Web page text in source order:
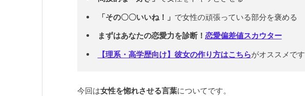
「その〇〇いいね！」 で女性の頑張っている部分を褒める
まずはあなたの恋愛力を診断！ 恋愛偏差値スカウター
【理系・高学歴向け】彼女の作り方はこちらがオススメです
今回は女性を惚れさせる言葉についてです。